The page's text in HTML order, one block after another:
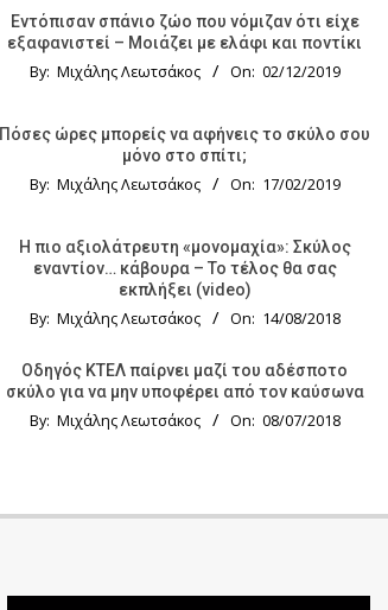
Εντόπισαν σπάνιο ζώο που νόμιζαν ότι είχε
εξαφανιστεί – Μοιάζει με ελάφι και ποντίκι
By: Μιχάλης Λεωτσάκος On: 02/12/2019
Πόσες ώρες μπορείς να αφήνεις το σκύλο σου
μόνο στο σπίτι;
By: Μιχάλης Λεωτσάκος On: 17/02/2019
Η πιο αξιολάτρευτη «μονομαχία»: Σκύλος
εναντίον… κάβουρα – Το τέλος θα σας
εκπλήξει (video)
By: Μιχάλης Λεωτσάκος On: 14/08/2018
Οδηγός KTΕΛ παίρνει μαζί του αδέσποτο
σκύλο για να μην υποφέρει από τον καύσωνα
By: Μιχάλης Λεωτσάκος On: 08/07/2018